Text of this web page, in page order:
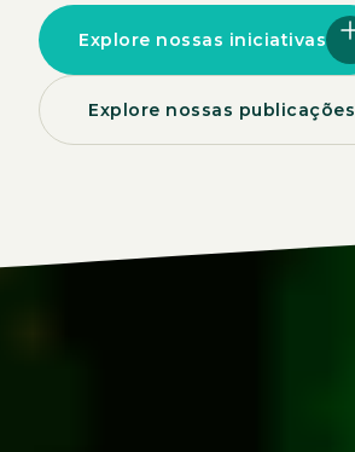
Explore nossas iniciativas
Explore nossas publicações